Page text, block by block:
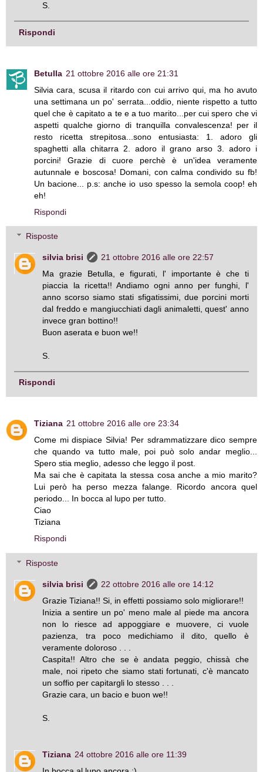
S.
Rispondi
Betulla 21 ottobre 2016 alle ore 21:31
Silvia cara, scusa il ritardo con cui arrivo qui, ma ho avuto
una settimana un po' serrata...oddio, niente rispetto a tutto
quel che è capitato a te e a tuo marito...per cui spero che vi
aspetti qualche giorno di tranquilla convalescenza! per il
resto ricetta strepitosa...sono entusiasta: 1. adoro gli
spaghetti alla chitarra 2. adoro il grano arso 3. adoro i
porcini! Grazie di cuore perchè è un'idea veramente
autunnale e boscosa! Domani, con calma condivido su fb!
Un bacione... p.s: anche io uso spesso la semola coop! eh
eh!
Rispondi
Risposte
silvia brisi
21 ottobre 2016 alle ore 22:57
Ma grazie Betulla, e figurati, l' importante è che ti
piaccia la ricetta!! Andiamo ogni anno per funghi, l'
anno scorso siamo stati sfigatissimi, due porcini morti
dal freddo e mangiucchiati dagli animaletti, quest' anno
invece gran bottino!!
Buon aserata e buon we!!
S.
Rispondi
Tiziana 21 ottobre 2016 alle ore 23:34
Come mi dispiace Silvia! Per sdrammatizzare dico sempre
che quando va tutto male, poi può solo andar meglio...
Spero stia meglio, adesso che leggo il post.
Ma sai che è capitata la stessa cosa anche a mio marito?
Lui però ha perso mezza falange. Ricordo ancora quel
periodo... In bocca al lupo per tutto.
Ciao
Tiziana
Rispondi
Risposte
silvia brisi
22 ottobre 2016 alle ore 14:12
Grazie Tiziana!! Si, in effetti possiamo solo migliorare!!
Inizia a sentire un po' meno male al piede ma ancora
non lo riesce ad appoggiare e muovere, ci vuole
pazienza, tra poco medichiamo il dito, quello è
veramente doloroso . . .
Caspita!! Altro che se è andata peggio, chissà che
male, noi ripeto che siamo stati fortunati, c'è mancato
un soffio per capitargli lo stesso . . .
Grazie cara, un bacio e buon we!!
S.
Tiziana 24 ottobre 2016 alle ore 11:39